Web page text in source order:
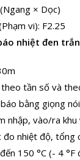
× Dọc)
vi): F2.25
nhiệt đen
tần số và
bằng giọng
nhập, vào/ra khu
nhiệt độ,
150 °C (- 4 °F